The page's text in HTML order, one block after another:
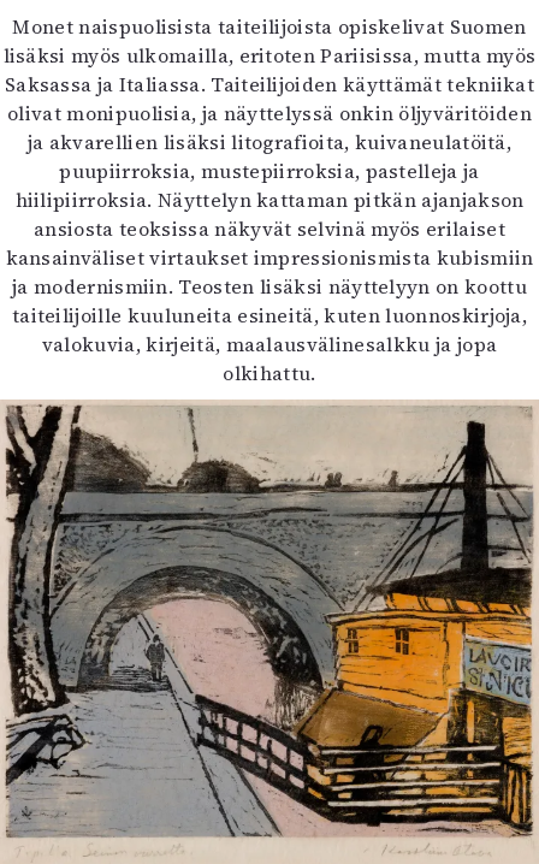
Monet naispuolisista taiteilijoista opiskelivat Suomen
lisäksi myös ulkomailla, eritoten Pariisissa, mutta myös
Saksassa ja Italiassa. Taiteilijoiden käyttämät tekniikat
olivat monipuolisia, ja näyttelyssä onkin öljyväritöiden
ja akvarellien lisäksi litografioita, kuivaneulatöitä,
puupiirroksia, mustepiirroksia, pastelleja ja
hiilipiirroksia. Näyttelyn kattaman pitkän ajanjakson
ansiosta teoksissa näkyvät selvinä myös erilaiset
kansainväliset virtaukset impressionismista kubismiin
ja modernismiin. Teosten lisäksi näyttelyyn on koottu
taiteilijoille kuuluneita esineitä, kuten luonnoskirjoja,
valokuvia, kirjeitä, maalausvälinesalkku ja jopa
olkihattu.